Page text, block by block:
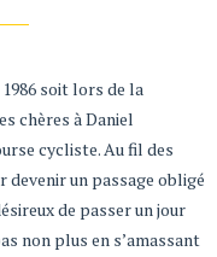
soit lors de la
chères à Daniel
cycliste. Au fil des
devenir un passage obligé
de passer un jour
non plus en s’amassant